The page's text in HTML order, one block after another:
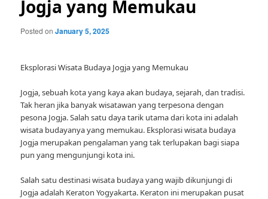
Jogja yang Memukau
Posted onJanuary 5, 2025
Eksplorasi Wisata Budaya Jogja yang Memukau
Jogja, sebuah kota yang kaya akan budaya, sejarah, dan tradisi.
Tak heran jika banyak wisatawan yang terpesona dengan
pesona Jogja. Salah satu daya tarik utama dari kota ini adalah
wisata budayanya yang memukau. Eksplorasi wisata budaya
Jogja merupakan pengalaman yang tak terlupakan bagi siapa
pun yang mengunjungi kota ini.
Salah satu destinasi wisata budaya yang wajib dikunjungi di
Jogja adalah Keraton Yogyakarta. Keraton ini merupakan pusat